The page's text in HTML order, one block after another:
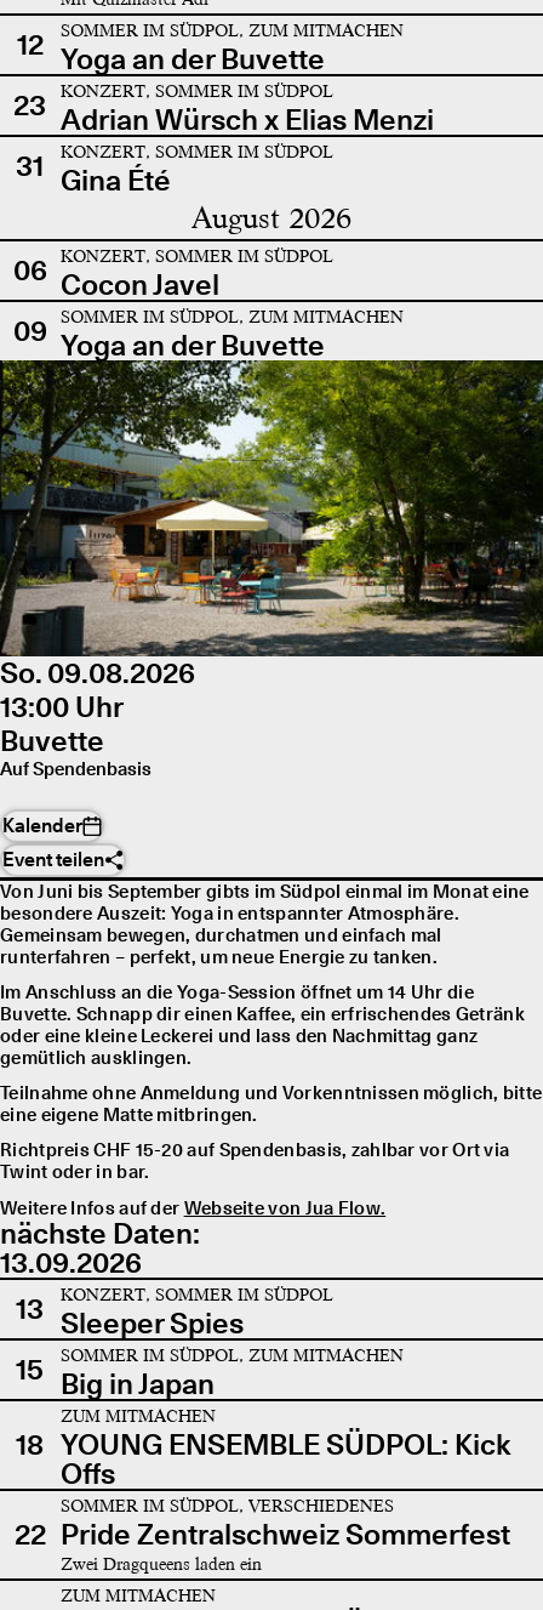
12 SOMMER IM SÜDPOL, ZUM MITMACHEN
Yoga an der Buvette
23
KONZERT, SOMMER IM SÜDPOL
Adrian Würsch x Elias Menzi
31
KONZERT, SOMMER IM SÜDPOL
Gina Été
August 2026
06 KONZERT, SOMMER IM SÜDPOL
Cocon Javel
09
SOMMER IM SÜDPOL, ZUM MITMACHEN
Yoga an der Buvette
So. 09.08.2026
13:00 Uhr
Buvette
Auf Spendenbasis
Kalender
Event teilen
Von Juni bis September gibts im Südpol einmal im Monat eine
besondere Auszeit: Yoga in entspannter Atmosphäre.
Gemeinsam bewegen, durchatmen und einfach mal
runterfahren – perfekt, um neue Energie zu tanken.
Im Anschluss an die Yoga-Session öffnet um 14 Uhr die
Buvette. Schnapp dir einen Kaffee, ein erfrischendes Getränk
oder eine kleine Leckerei und lass den Nachmittag ganz
gemütlich ausklingen.
Teilnahme ohne Anmeldung und Vorkenntnissen möglich, bitte
eine eigene Matte mitbringen.
Richtpreis CHF 15-20 auf Spendenbasis, zahlbar vor Ort via
Twint oder in bar.
Weitere Infos auf der Webseite von Jua Flow.
nächste Daten:
13.09.2026
13
KONZERT, SOMMER IM SÜDPOL
Sleeper Spies
15
SOMMER IM SÜDPOL, ZUM MITMACHEN
Big in Japan
18
ZUM MITMACHEN
YOUNG ENSEMBLE SÜDPOL: Kick
Offs
22
SOMMER IM SÜDPOL, VERSCHIEDENES
Pride Zentralschweiz Sommerfest
Zwei Dragqueens laden ein
ZUM MITMACHEN